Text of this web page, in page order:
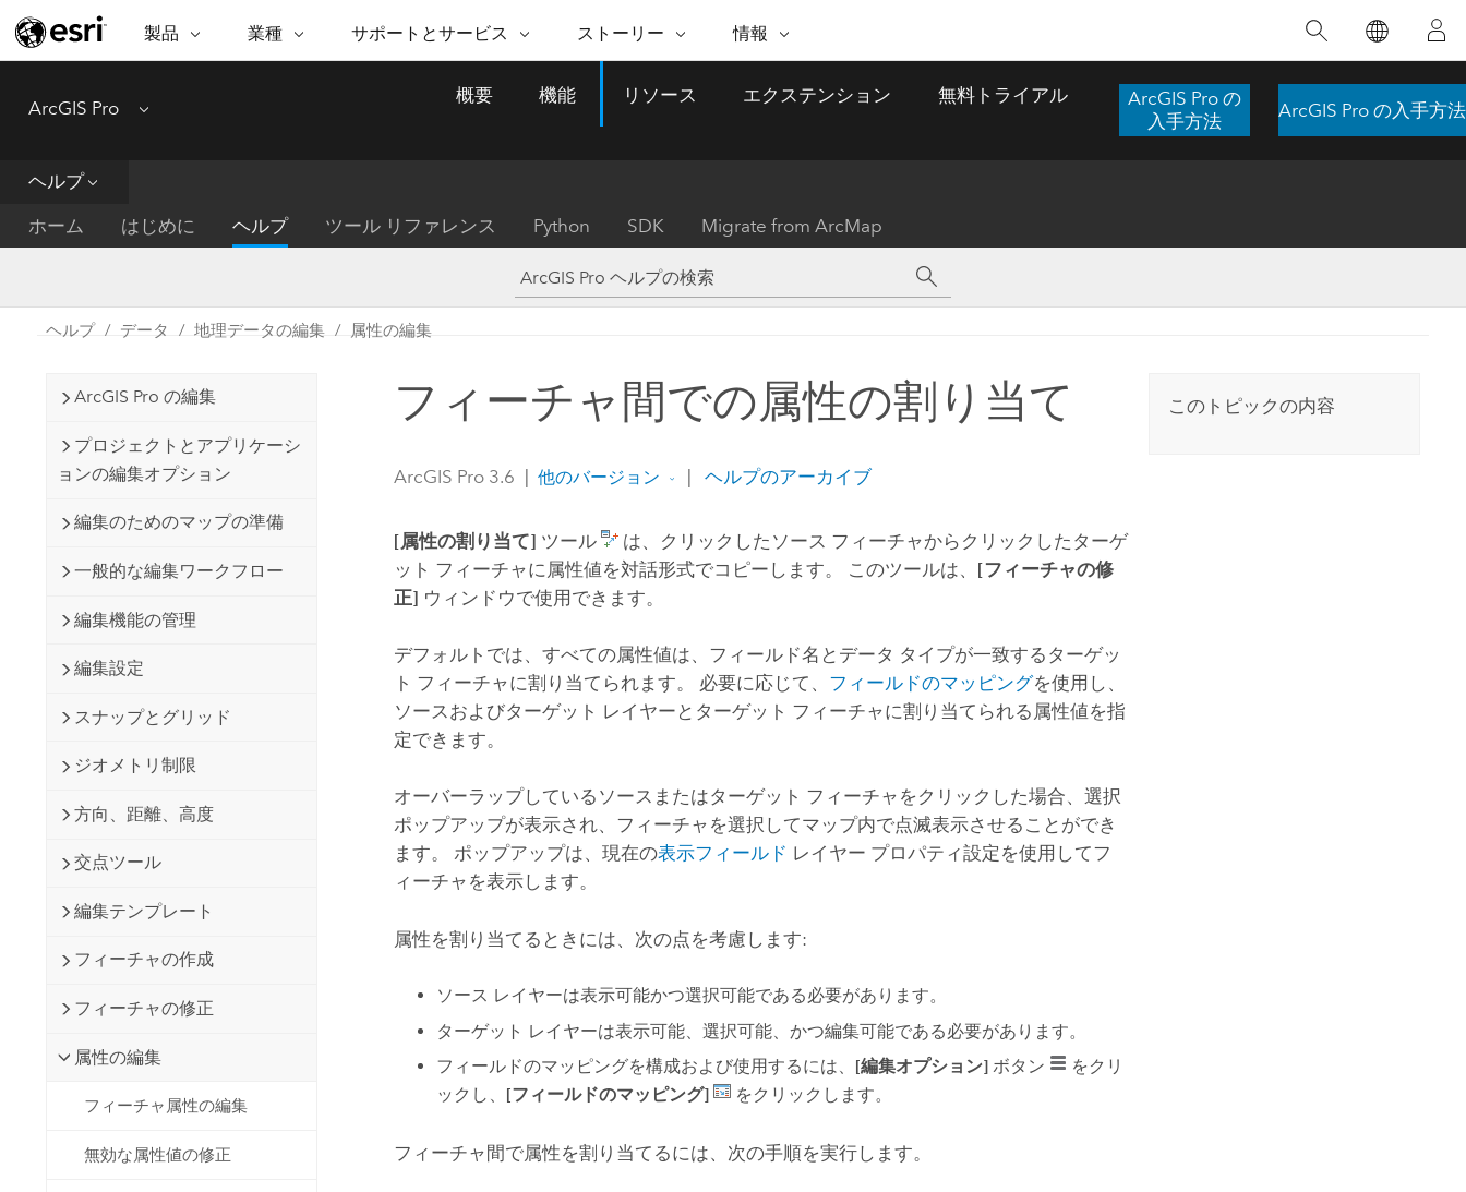
製品
ARCGIS
ArcGIS Online
完全な SaaS マッピング プラット
ArcGIS Pro
ArcGIS Enterprise
テム
マッピング &amp; 空間解析アプリ
すべてのプロダクト
機能
位置情報を分析に活用
空間データの統合、編集、共有
Esri ストア
Esri の ArcGIS 製品
られています。 技術がどのようなものかを
業種
業種
自然保護
公共エネルギー
地方自治体
持続可能な開発
電気通信
交通機関
注目のイニシアティブ
インフラストラクチャ管理
的アプローチは、インフラストラクチャ プ
ロジェクトが周囲の環境とどのように関連
しているかをリーダーが理解するのに役立
インフラストラクチャ管理の探索
サポートとサービス
サポートとサービス セルフサービス
ArcGIS ブログ
ドキュメント
するために使用される空間統計技術を探索
ストーリー
ESRI ストーリー
Esri ブログ
実世界のグローバルな GIS
技術革新
ー リーダーの声
ArcNews
業界ニュースと ArcGIS 更
すべてのストーリー
リケーションを構築し、重要な救助活動を
情報
ESRI について
パートナー
採用情報
イノベーションへの取り
組み
ーメーション
注目
ArcGIS Pro Menu
概要 機能 リソース エクステンション 無料トライアル
ArcGIS Pro の
入手方法
ArcGIS Pro の入手方法
ヘルプ
ホーム はじめに ヘルプ ツール リファレンス Python SDK Migrate from ArcMap
ヘルプ データ 地理データの編集 属性の編集
ArcGIS Pro の編集
プロジェクトとアプリケーシ
ョンの編集オプション
編集のためのマップの準備
一般的な編集ワークフロー
編集機能の管理
編集設定
スナップとグリッド
ジオメトリ制限
方向、距離、高度
交点ツール
編集テンプレート
フィーチャの作成
フィーチャの修正
属性の編集
フィーチャ属性の編集
無効な属性値の修正
フィーチャ間での属性の割り当て
ArcGIS Pro 3.6 他のバージョン ヘルプのアーカイブ
[属性の割り当て] ツール
は、クリックしたソース フィーチャからクリックしたターゲ
ット フィーチャに属性値を対話形式でコピーします。 このツールは、 [フィーチャの修
正] ウィンドウで使用できます。
デフォルトでは、すべての属性値は、フィールド名とデータ タイプが一致するターゲッ
ト フィーチャに割り当てられます。 必要に応じて、 フィールドのマッピングを使用し、
ソースおよびターゲット レイヤーとターゲット フィーチャに割り当てられる属性値を指
定できます。
オーバーラップしているソースまたはターゲット フィーチャをクリックした場合、選択
ポップアップが表示され、フィーチャを選択してマップ内で点滅表示させることができ
ます。 ポップアップは、現在の表示フィールド レイヤー プロパティ設定を使用してフ
ィーチャを表示します。
属性を割り当てるときには、次の点を考慮します:
ソース レイヤーは表示可能かつ選択可能である必要があります。
ターゲット レイヤーは表示可能、選択可能、かつ編集可能である必要があります。
フィールドのマッピングを構成および使用するには、 [編集オプション]ボタン
をクリ
ックし、 [フィールドのマッピング] をクリックします。
フィーチャ間で属性を割り当てるには、次の手順を実行します。
このトピックの内容